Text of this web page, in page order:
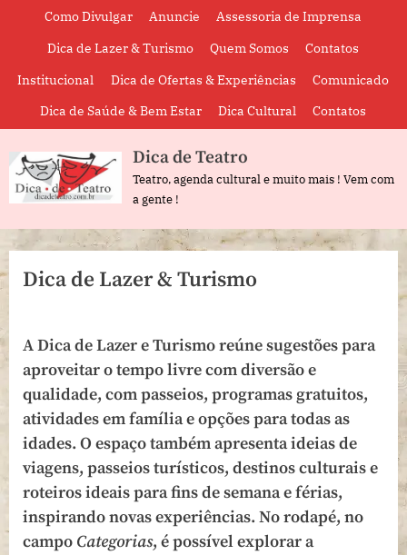
Como Divulgar Anuncie
Assessoria de Imprensa
Dica de Lazer & Turismo
Quem Somos
Contatos
Institucional
Dica de Ofertas & Experiências
Comunicado
Dica de Saúde & Bem Estar
Dica Cultural Contatos
Dica de Teatro
Teatro, agenda cultural e muito mais ! Vem com
a gente !
Dica de Lazer & Turismo
A Dica de Lazer e Turismoreúne sugestões para
aproveitar o tempo livre com diversão e
qualidade, com passeios, programas gratuitos,
atividades em família e opções para todas as
idades. O espaço também apresenta ideias de
viagens, passeios turísticos, destinos culturais e
roteiros ideais para fins de semana e férias,
inspirando novas experiências. No rodapé, no
campo Categorias, é possível explorar a